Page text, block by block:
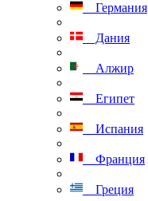
Германия
Дания
Алжир
Египет
Испания
Франция
Греция